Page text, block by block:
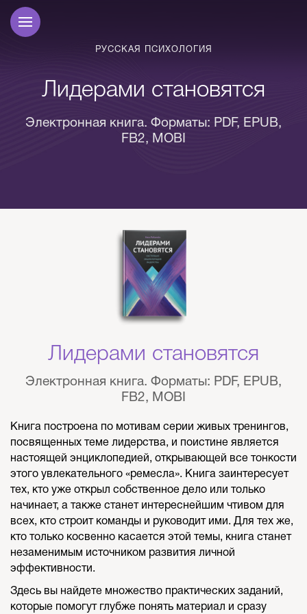
РУССКАЯ ПСИХОЛОГИЯ
Лидерами становятся
Электронная книга. Форматы: PDF, EPUB,
FB2, MOBI
Лидерами становятся
Электронная книга. Форматы: PDF, EPUB,
FB2, MOBI
Книга построена по мотивам серии живых тренингов,
посвященных теме лидерства, и поистине является
настоящей энциклопедией, открывающей все тонкости
этого увлекательного «ремесла». Книга заинтересует
тех, кто уже открыл собственное дело или только
начинает, а также станет интереснейшим чтивом для
всех, кто строит команды и руководит ими. Для тех же,
кто только косвенно касается этой темы, книга станет
незаменимым источником развития личной
эффективности.
Здесь вы найдете множество практических заданий,
которые помогут глубже понять материал и сразу